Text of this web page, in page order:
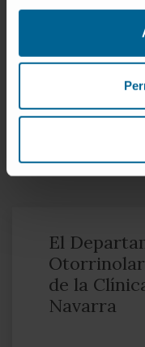
antibióticos por
posible de
El
de la
Navarra